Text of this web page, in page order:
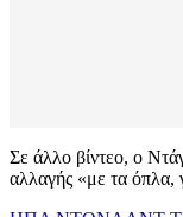
Σε άλλο βίντεο, ο
αλλαγής «με τα όπλα,